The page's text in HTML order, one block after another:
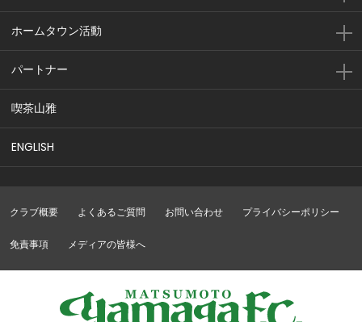
ホームタウン活動
パートナー
喫茶山雅
ENGLISH
クラブ概要 よくあるご質問 お問い合わせ プライバシーポリシー
免責事項 メディアの皆様へ